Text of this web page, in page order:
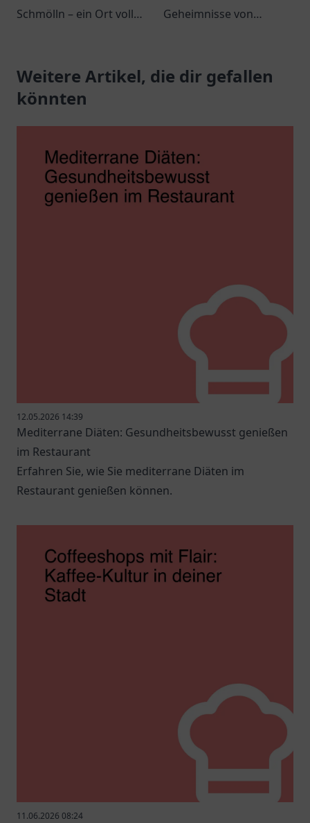
Schmölln – ein Ort voller
gemütlichem Ambiente.
Geheimnisse von
Brenz und genießen Sie
eine herzliche
köstlichen Snacks.
Weitere Artikel, die dir gefallen
könnten
12.05.2026 14:39
Mediterrane Diäten: Gesundheitsbewusst genießen
im Restaurant
Erfahren Sie, wie Sie mediterrane Diäten im
Restaurant genießen können.
11.06.2026 08:24